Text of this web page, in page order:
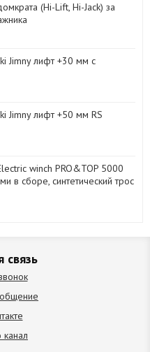
(Hi-Lift, Hi-Jack) за
Jimny лифт +30 мм с
Jimny лифт +50 мм RS
winch PRO&TOP 5000
в сборе, синтетический трос
связь